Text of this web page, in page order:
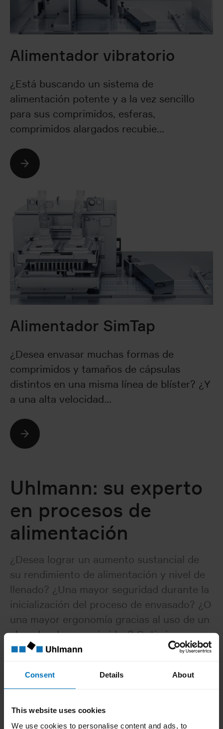
Consent Details About
This website uses cookies
We use cookies to personalise content and ads, to
Alimentador vibratorio
¿Está buscando un sistema de
alimentación potente y a la vez sencillo
para sus comprimidos, esferas,
comprimidos alargados recubie…
Seguir leyendo
Alimentador SimTap
¿Desea envasar muchas formas de
comprimidos y tamaños de cápsulas
distintos en una misma línea de blíster? ¿Y
a una alta velocidad…
Seguir leyendo
Uhlmann: su experto
en procesos de
alimentación
¿Desea lograr un aumento sustancial de
su rendimiento de alimentación y nivel de
llenado? ¿Una mayor seguridad durante la
inicialización del proceso de envasado? ¿O
una mayor ergonomía gracias al uso de un
elevador de comprimidos? Optimice su
proceso de alimentación con la ayuda de